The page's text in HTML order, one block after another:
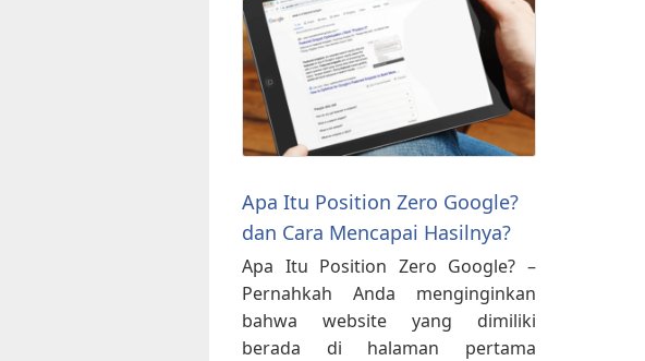
Apa Itu Position Zero Google?
dan Cara Mencapai Hasilnya?
Apa Itu Position Zero Google? –
Pernahkah Anda menginginkan
bahwa website yang dimiliki
berada di halaman pertama